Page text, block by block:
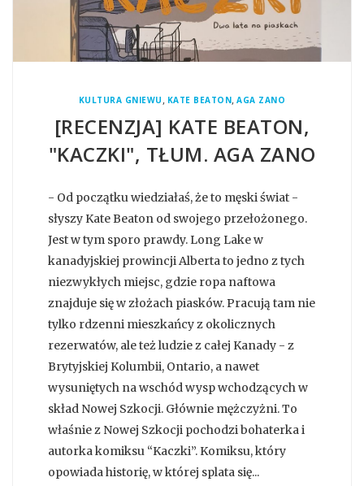
KULTURA GNIEWU , KATE BEATON,AGA ZANO
[RECENZJA] KATE BEATON,
"KACZKI", TŁUM. AGA ZANO
- Od początku wiedziałaś, że to męski świat -
słyszy Kate Beaton od swojego przełożonego.
Jest w tym sporo prawdy. Long Lake w
kanadyjskiej prowincji Alberta to jedno z tych
niezwykłych miejsc, gdzie ropa naftowa
znajduje się w złożach piasków. Pracują tam nie
tylko rdzenni mieszkańcy z okolicznych
rezerwatów, ale też ludzie z całej Kanady - z
Brytyjskiej Kolumbii, Ontario, a nawet
wysuniętych na wschód wysp wchodzących w
skład Nowej Szkocji. Głównie mężczyżni. To
właśnie z Nowej Szkocji pochodzi bohaterka i
autorka komiksu “Kaczki”. Komiksu, który
opowiada historię, w której splata się...